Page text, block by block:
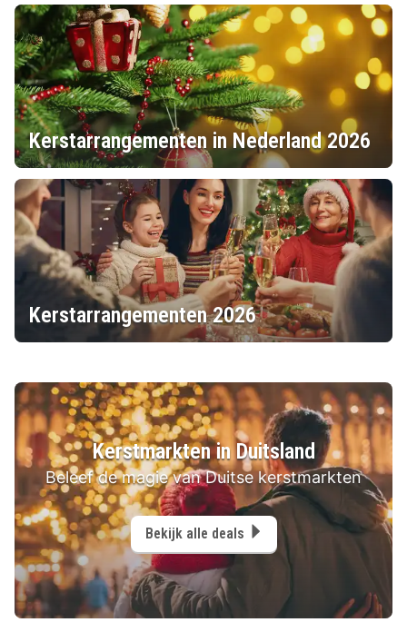
Kerstarrangementen in Nederland 2026
Kerstarrangementen 2026
Kerstmarkten in Duitsland
Beleef de magie van Duitse kerstmarkten
Bekijk alle deals